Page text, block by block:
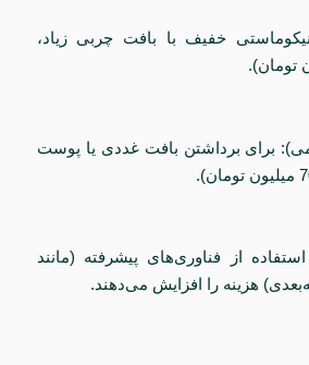
خفیف با بافت چربی زیاد،
برای برداشتن بافت غددی یا پوست
از فناوری‌های پیشرفته (مانند
هزینه را افزایش می‌دهند.